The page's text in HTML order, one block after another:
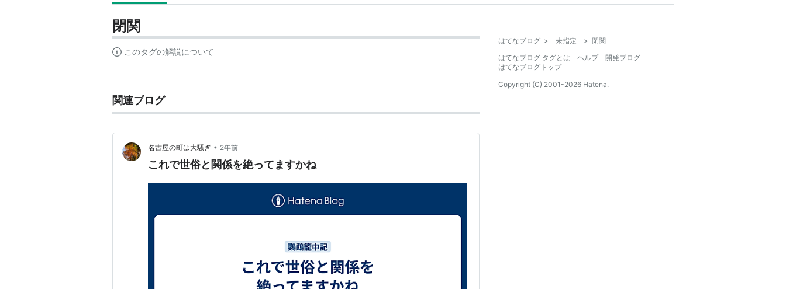
閉関
このタグの解説について
関連ブログ
名古屋の町は大騒ぎ • 2年前
これで世俗と関係を絶ってますかね
はてなブログ > 未指定 > 閉関
はてなブログ タグとは
ヘルプ
開発ブログ
はてなブログトップ
Copyright (C) 2001-2026 Hatena.